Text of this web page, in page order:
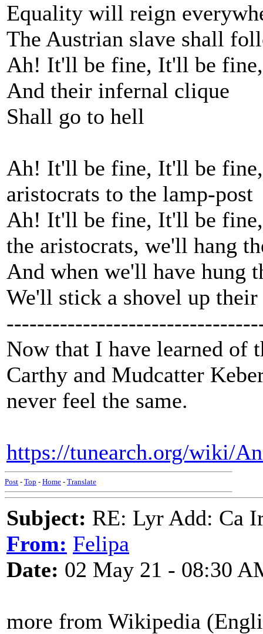
Equality will reign
The Austrian slave shall
Ah! It'll be fine, It'll be
And their infernal clique
Shall go to hell
Ah! It'll be fine, It'll be
aristocrats to the lamp-post
Ah! It'll be fine, It'll be
the aristocrats, we'll hang
And when we'll have hung
We'll stick a shovel up their
Now that I have learned of
Carthy and Mudcatter
never feel the same.
https://tunearch.org/wiki/
Post - Top - Home - Translate
Subject: RE: Lyr Add: Ca
From: Felipa
Date: 02 May 21 - 08:30
more from Wikipedia